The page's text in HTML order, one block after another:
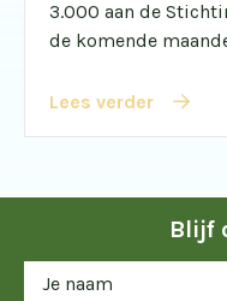
3.000 aan de
de komende
Lees verder
Blijf